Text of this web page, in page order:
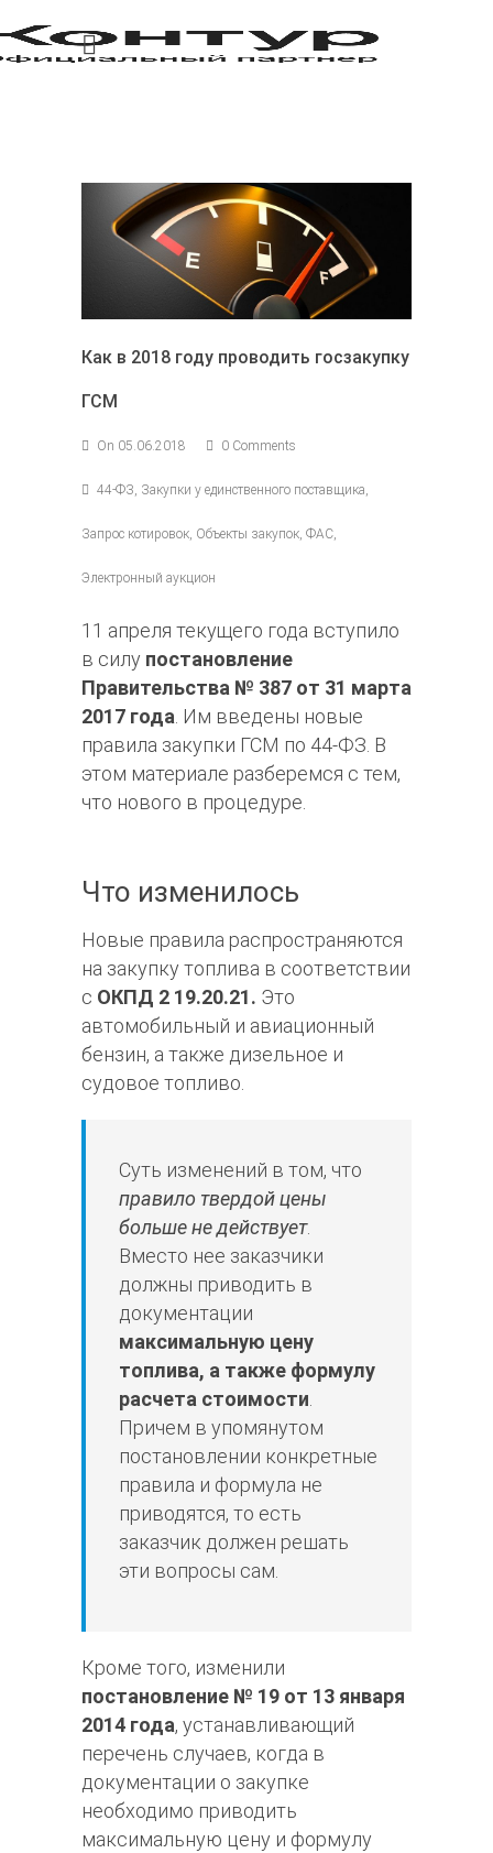
Как в 2018 году проводить госзакупку
ГСМ
On 05.06.2018 0 Comments
44-ФЗ, Закупки у единственного поставщика,
Запрос котировок, Объекты закупок, ФАС,
Электронный аукцион
11 апреля текущего года вступило
в силу постановление
Правительства № 387 от 31 марта
2017 года. Им введены новые
правила закупки ГСМ по 44-ФЗ. В
этом материале разберемся с тем,
что нового в процедуре.
Что изменилось
Новые правила распространяются
на закупку топлива в соответствии
с ОКПД 2 19.20.21. Это
автомобильный и авиационный
бензин, а также дизельное и
судовое топливо.
Суть изменений в том, что
правило твердой цены
больше не действует.
Вместо нее заказчики
должны приводить в
документации
максимальную цену
топлива, а также формулу
расчета стоимости.
Причем в упомянутом
постановлении конкретные
правила и формула не
приводятся, то есть
заказчик должен решать
эти вопросы сам.
Кроме того, изменили
постановление № 19 от 13 января
2014 года, устанавливающий
перечень случаев, когда в
документации о закупке
необходимо приводить
максимальную цену и формулу